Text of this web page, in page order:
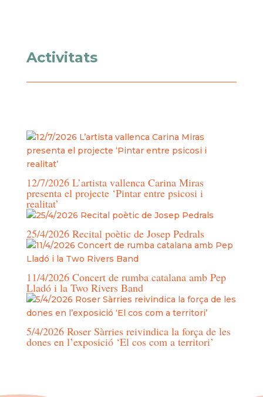
Activitats
12/7/2026 L’artista vallenca Carina Miras
presenta el projecte ‘Pintar entre psicosi i
realitat’
25/4/2026 Recital poètic de Josep Pedrals
11/4/2026 Concert de rumba catalana amb Pep
Lladó i la Two Rivers Band
5/4/2026 Roser Sàrries reivindica la força de les
dones en l’exposició ‘El cos com a territori’